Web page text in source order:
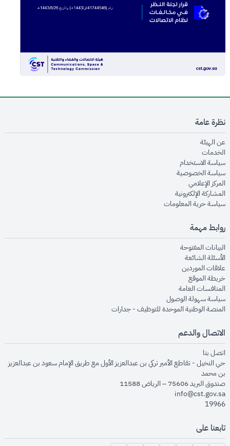
نظرة عامة
عن الهيئةopens in new window
الخدماتopens in new window
سياسة الاستخدام
سياسة الخصوصيةopens in new window
المركز الإعلاميopens in new window
المشاركة الإلكترونيةopens in new window
سياسة حرية المعلوماتopens in new window
روابط مهمة
البيانات المفتوحةopens in new window
الأسئلة الشائعةopens in new window
علاقات الموردينopens in new window
خريطة الموقعopens in new window
المنافسات العامةopens in new window
سياسة سهولة الوصولopens in new window
المنصة الوطنية الموحدة للتوظيف - جداراتopens in new window
الاتصال والدعم
اتصل بنا
حي النخيل - تقاطع الأمير تركي بن عبدالعزيز الأول مع طريق الإمام سعود بن عبدالعزيز
بن محمد
صندوق البريد 75606 – الرياض 11588
info@cst.gov.sa
19966
تابعنا على